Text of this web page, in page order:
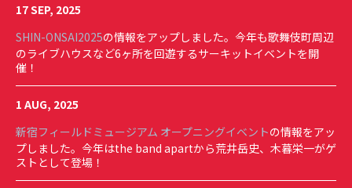
17 SEP, 2025
SHIN-ONSAI2025の情報をアップしました。今年も歌舞伎町周辺
のライブハウスなど6ヶ所を回遊するサーキットイベントを開
催！
1 AUG, 2025
新宿フィールドミュージアム オープニングイベントの情報をアッ
プしました。今年はthe band apartから荒井岳史、木暮栄一がゲ
ストとして登場！